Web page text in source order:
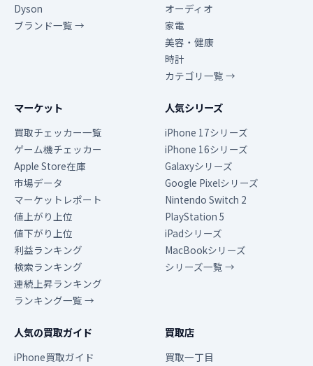
Dyson
ブランド一覧 →
オーディオ
家電
美容・健康
時計
カテゴリ一覧 →
マーケット
買取チェッカー一覧
ゲーム機チェッカー
Apple Store在庫
市場データ
マーケットレポート
値上がり上位
値下がり上位
利益ランキング
検索ランキング
連続上昇ランキング
ランキング一覧 →
人気シリーズ
iPhone 17シリーズ
iPhone 16シリーズ
Galaxyシリーズ
Google Pixelシリーズ
Nintendo Switch 2
PlayStation 5
iPadシリーズ
MacBookシリーズ
シリーズ一覧 →
人気の買取ガイド
iPhone買取ガイド
買取店
買取一丁目